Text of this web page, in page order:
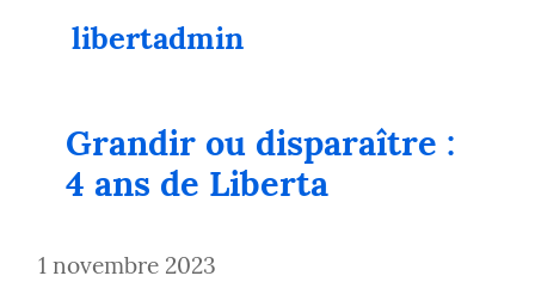
libertadmin
Grandir ou disparaître :
4 ans de Liberta
1 novembre 2023